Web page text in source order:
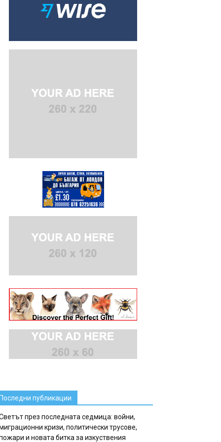
публикации
през последната седмица: войни,
кризи, политически трусове,
и новата битка за изкуствения